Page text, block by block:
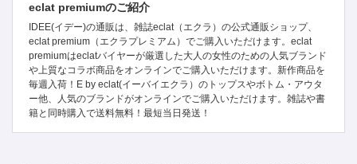
eclat premiumのご紹介
IDEE(イデー)の通販は、雑誌eclat（エクラ）の公式通販ショップ、
eclat premium（エクラプレミアム）でご購入いただけます。eclat
premiumはeclatバイヤーが厳選した大人の女性のための人気ブランド
や上質なコラボ商品をオンラインでご購入いただけます。新作商品を
毎週入荷！E by eclat(イーバイエクラ）のトップスやボトム・アウタ
ー他、人気のブランドがオンラインでご購入いただけます。雑誌や書
籍と同時購入で送料無料！最短当日発送！